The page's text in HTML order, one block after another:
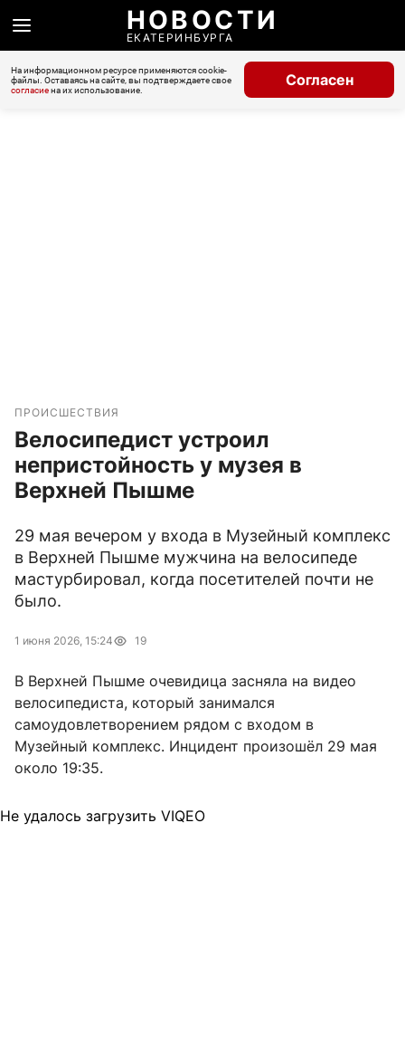
НОВОСТИ
ЕКАТЕРИНБУРГА
На информационном ресурсе применяются cookie-
файлы. Оставаясь на сайте, вы подтверждаете свое
согласиена их использование.
Согласен
ПРОИСШЕСТВИЯ
Велосипедист устроил
непристойность у музея в
Верхней Пышме
29 мая вечером у входа в Музейный комплекс
в Верхней Пышме мужчина на велосипеде
мастурбировал, когда посетителей почти не
было.
1 июня 2026, 15:24 19
В Верхней Пышме очевидица засняла на видео
велосипедиста, который занимался
самоудовлетворением рядом с входом в
Музейный комплекс. Инцидент произошёл 29 мая
около 19:35.
Не удалось загрузить VIQEO